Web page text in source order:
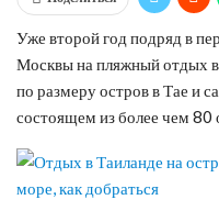
Уже второй год подряд в
Москвы на пляжный отдых
по размеру остров в Тае и
состоящем из более чем 80